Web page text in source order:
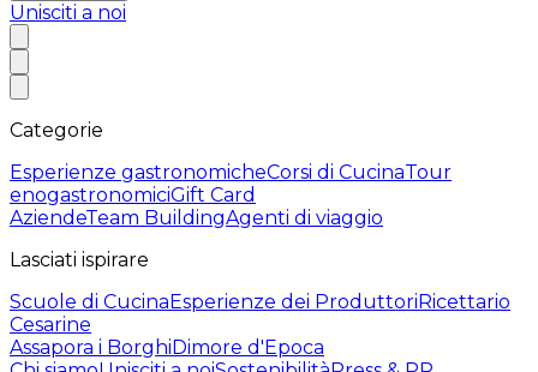
Unisciti a noi
Categorie
Esperienze gastronomicheCorsi di CucinaTour
enogastronomiciGift Card
AziendeTeam BuildingAgenti di viaggio
Lasciati ispirare
Scuole di CucinaEsperienze dei ProduttoriRicettario
Cesarine
Assapora i BorghiDimore d'Epoca